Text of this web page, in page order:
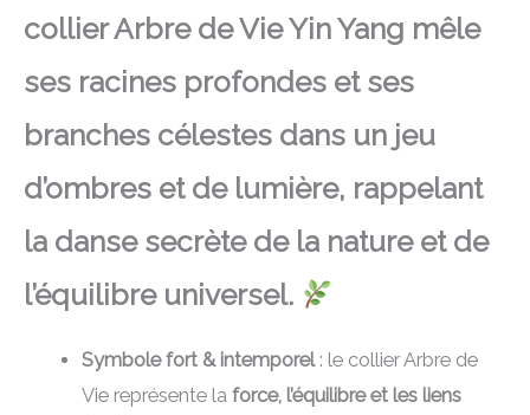
collier Arbre de Vie Yin Yang mêle
ses racines profondes et ses
branches célestes dans un jeu
d’ombres et de lumière, rappelant
la danse secrète de la nature et de
l’équilibre universel.
Symbole fort & intemporel: le collier Arbre de
Vie représente laforce, l’équilibre et les liens